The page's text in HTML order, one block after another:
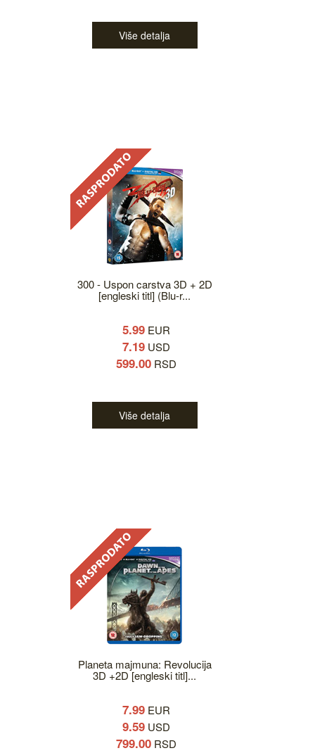
Više detalja
300 - Uspon carstva 3D + 2D
[engleski titl] (Blu-r...
5.99 EUR
7.19 USD
599.00 RSD
Više detalja
Planeta majmuna: Revolucija
3D +2D [engleski titl]...
7.99 EUR
9.59 USD
799.00 RSD